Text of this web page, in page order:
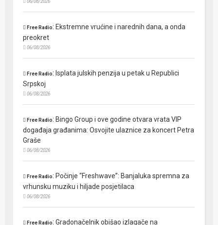
06/08/2026
Free Radio: Ekstremne vrućine i narednih dana, a onda
preokret
06/08/2026
Free Radio: Isplata julskih penzija u petak u Republici
Srpskoj
06/08/2026
Free Radio: Bingo Group i ove godine otvara vrata VIP
događaja građanima: Osvojite ulaznice za koncert Petra
Graše
06/08/2026
Free Radio: Počinje “Freshwave”: Banjaluka spremna za
vrhunsku muziku i hiljade posjetilaca
06/08/2026
Free Radio:Gradonačelnik obišao izlagače na